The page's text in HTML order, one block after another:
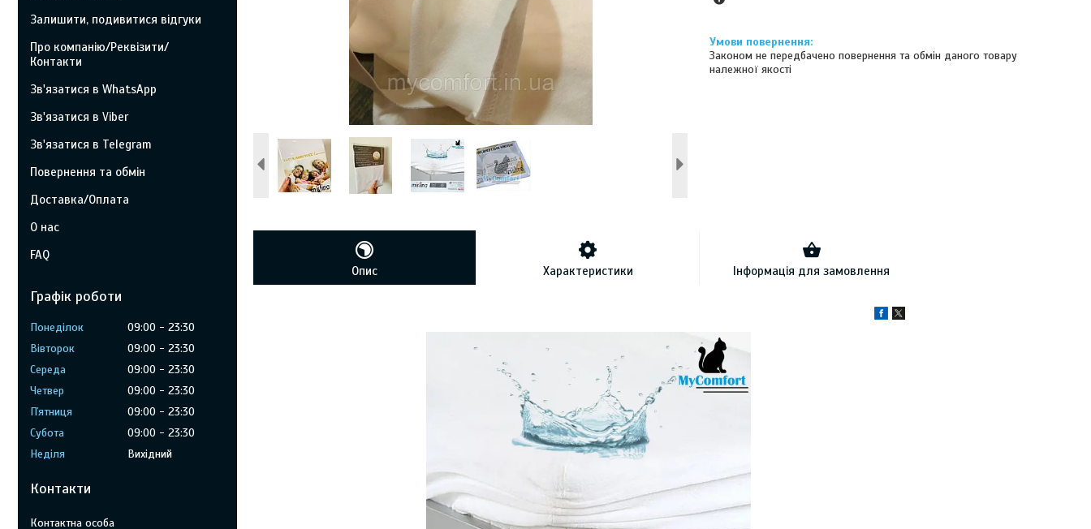
Законом не передбачено повернення та обмін даного товару
належної якості
Опис Характеристики Інформація для замовлення
Залишити, подивитися відгуки
Про компанію/Реквізити/
Контакти
Зв'язатися в WhatsApp
Зв'язатися в Viber
Зв'язатися в Telegram
Повернення та обмін
Доставка/Оплата
О нас
FAQ
Графік роботи
Понеділок 09:00
23:30
Вівторок
09:00
23:30
Середа
09:00
23:30
Четвер
09:00
23:30
Пʼятниця
09:00
23:30
Субота
09:00
23:30
Неділя
Вихідний
Контакти